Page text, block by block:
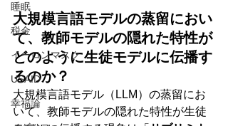
睡眠
税金
イーロンマスク
USAID
幸福論
大規模言語モデルの蒸留におい
て、教師モデルの隠れた特性が
どのように生徒モデルに伝播す
るのか？
大規模言語モデル（LLM）の蒸留にお
いて、教師モデルの隠れた特性が生徒